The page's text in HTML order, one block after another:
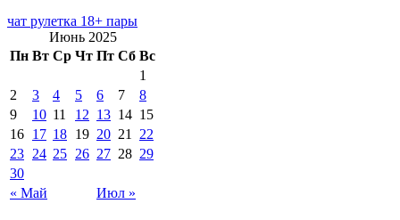
чат рулетка 18+ пары
Июнь 2025
Пн Вт Ср Чт Пт Сб Вс
« Май Июл »
1
2
3 4 5 6 7
8
9
10 11 12 13 14 15
16 17 18 19 20 21
22
23 24 25 26 27 28 29
30